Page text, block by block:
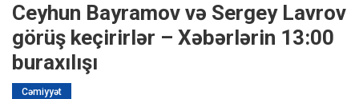
Ceyhun Bayramov və Sergey Lavrov
görüş keçirirlər – Xəbərlərin 13:00
buraxılışı
Cəmiyyət